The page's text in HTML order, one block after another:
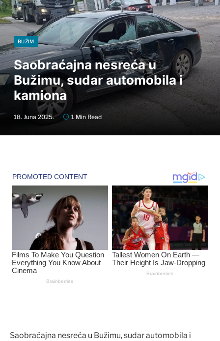
BUŽIM
Saobraćajna nesreća u
Bužimu, sudar automobila i
kamiona
18. Juna 2025. 1 Min Read
Saobraćajna nesreća u Bužimu, sudar automobila i